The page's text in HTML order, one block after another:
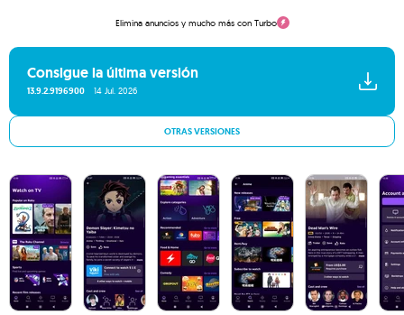
Elimina anuncios y mucho más con Turbo
Consigue la última versión
13.9.2.9196900 14 Jul. 2026
OTRAS VERSIONES